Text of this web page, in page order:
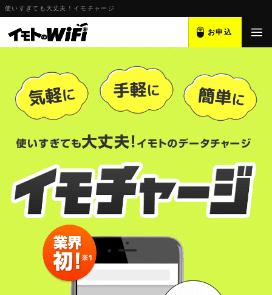
使いすぎても大丈夫！イモチャージ
お申込